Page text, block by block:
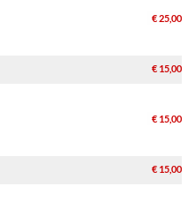
€ 25,00
€ 15,00
€ 15,00
€ 15,00